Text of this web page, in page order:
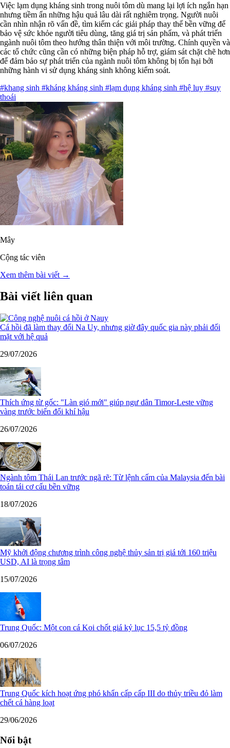
Việc lạm dụng kháng sinh trong nuôi tôm dù mang lại lợi ích ngắn hạn
nhưng tiềm ẩn những hậu quả lâu dài rất nghiêm trọng. Người nuôi
cần nhìn nhận rõ vấn đề, tìm kiếm các giải pháp thay thế bền vững để
bảo vệ sức khỏe người tiêu dùng, tăng giá trị sản phẩm, và phát triển
ngành nuôi tôm theo hướng thân thiện với môi trường. Chính quyền và
các tổ chức cũng cần có những biện pháp hỗ trợ, giám sát chặt chẽ hơn
để đảm bảo sự phát triển của ngành nuôi tôm không bị tổn hại bởi
những hành vi sử dụng kháng sinh không kiểm soát.
#khang sinh #kháng kháng sinh #lạm dụng kháng sinh #hệ luỵ #suy
thoái
Mây
Cộng tác viên
Xem thêm bài viết →
Bài viết liên quan
Cá hồi đã làm thay đổi Na Uy, nhưng giờ đây quốc gia này phải đối
mặt với hệ quả
29/07/2026
Thích ứng từ gốc: "Làn gió mới" giúp ngư dân Timor-Leste vững
vàng trước biến đổi khí hậu
26/07/2026
Ngành tôm Thái Lan trước ngã rẽ: Từ lệnh cấm của Malaysia đến bài
toán tái cơ cấu bền vững
18/07/2026
Mỹ khởi động chương trình công nghệ thủy sản trị giá tới 160 triệu
USD, AI là trọng tâm
15/07/2026
Trung Quốc: Một con cá Koi chốt giá kỷ lục 15,5 tỷ đồng
06/07/2026
Trung Quốc kích hoạt ứng phó khẩn cấp cấp III do thủy triều đỏ làm
chết cá hàng loạt
29/06/2026
Nổi bật